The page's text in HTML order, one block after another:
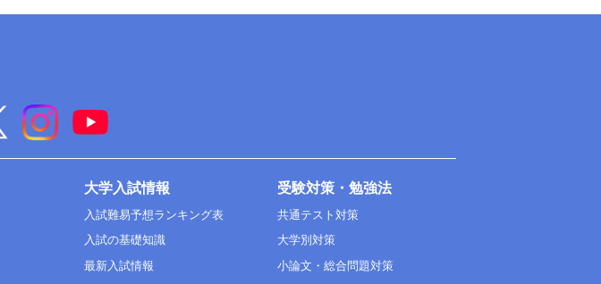
大学入試情報
入試難易予想ランキング表
入試の基礎知識
最新入試情報
受験対策・勉強法
共通テスト対策
大学別対策
小論文・総合問題対策